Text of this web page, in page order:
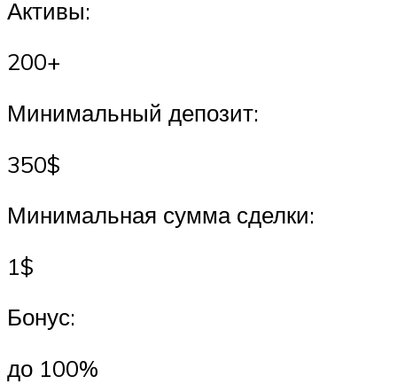
Активы:
200+
Минимальный депозит:
350$
Минимальная сумма сделки:
1$
Бонус:
до 100%